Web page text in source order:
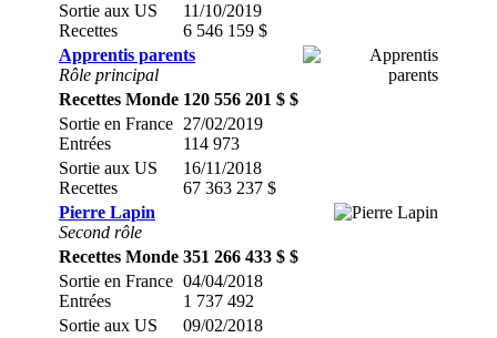
Sortie aux US
Recettes
11/10/2019
6 546 159 $
Apprentis parents
Rôle principal
Recettes Monde 120 556 201 $ $
Sortie en France
Entrées
27/02/2019
114 973
Sortie aux US
Recettes
16/11/2018
67 363 237 $
Pierre Lapin
Second rôle
Recettes Monde 351 266 433 $ $
Sortie en France
Entrées
04/04/2018
1 737 492
Sortie aux US
09/02/2018